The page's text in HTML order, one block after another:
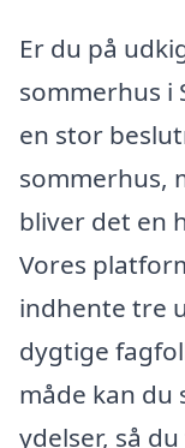
Er du på
sommerhus i
en stor
sommerhus,
bliver det en
Vores
indhente tre
dygtige
måde kan du
ydelser, så